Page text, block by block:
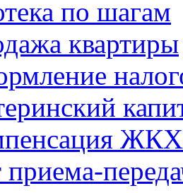
по шагам
квартиры
ЖКХ